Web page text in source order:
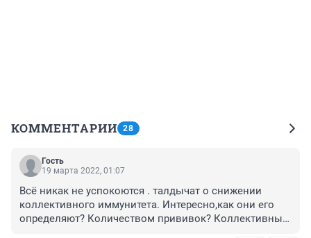
КОММЕНТАРИИ 28
Гость
19 марта 2022, 01:07
Всё никак не успокоются . талдычат о снижении
коллективного иммунитета. Интересно,как они его
определяют? Количеством прививок? Коллективный